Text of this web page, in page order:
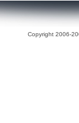
Copyright 2006-